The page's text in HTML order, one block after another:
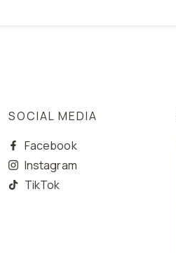
SOCIAL MEDIA
Facebook
Instagram
TikTok